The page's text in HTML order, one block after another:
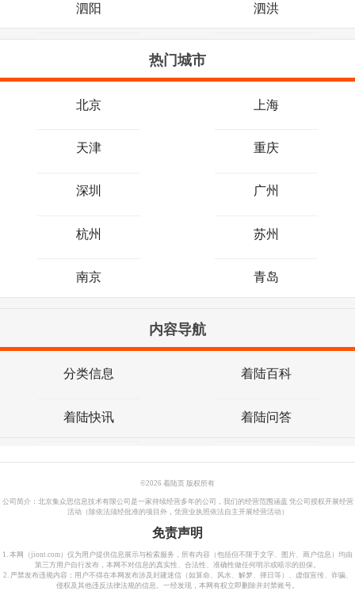
泗阳 泗洪
热门城市
北京 上海
天津 重庆
深圳 广州
杭州 苏州
南京 青岛
内容导航
分类信息 着陆百科
着陆快讯 着陆问答
©2026 着陆页 版权所有
公司简介：北京集众思信息技术有限公司是一家持续经营多年的公司，我们的经营范围涵盖 凭公司授权开展经营
活动（除依法须经批准的项目外，凭营业执照依法自主开展经营活动）
免责声明
1. 本网（jiont.com）仅为用户提供信息展示与检索服务，所有内容（包括但不限于文字、图片、商户信息）均由
第三方用户自行发布，本网不对信息的真实性、合法性、准确性做任何明示或暗示的担保。
2. 严禁发布违规内容：用户不得在本网发布涉及封建迷信（如算命、风水、解梦、择日等）、虚假宣传、诈骗、
侵权及其他违反法律法规的信息。一经发现，本网有权立即删除并封禁账号。